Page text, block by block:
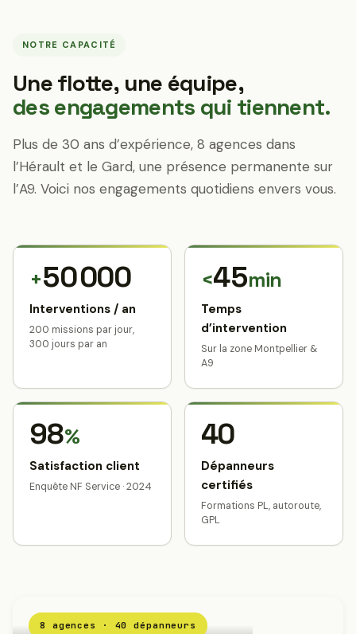
NOTRE CAPACITÉ
Une flotte, une équipe,
des engagements qui tiennent.
Plus de 30 ans d’expérience, 8 agences dans
l’Hérault et le Gard, une présence permanente sur
l’A9. Voici nos engagements quotidiens envers vous.
+50 000
Interventions / an
200 missions par jour,
300 jours par an
<45min
Temps
d’intervention
Sur la zone Montpellier &
A9
98%
Satisfaction client
Enquête NF Service · 2024
40
Dépanneurs
certifiés
Formations PL, autoroute,
GPL
8 agences · 40 dépanneurs